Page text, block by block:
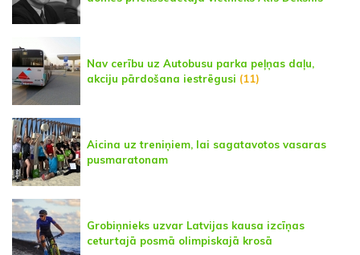
Nav cerību uz Autobusu parka peļņas daļu,
akciju pārdošana iestrēgusi (11)
Aicina uz treniņiem, lai sagatavotos vasaras
pusmaratonam
Grobiņnieks uzvar Latvijas kausa izcīņas
ceturtajā posmā olimpiskajā krosā